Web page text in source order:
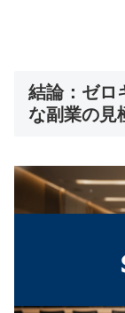
結論：ゼロ
な副業の見